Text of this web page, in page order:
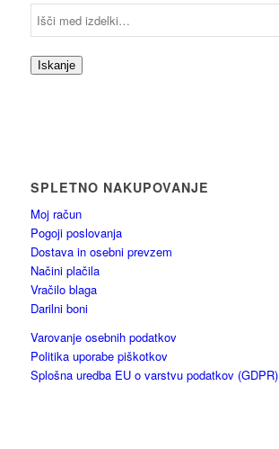
Iskanje
SPLETNO NAKUPOVANJE
Moj račun
Pogoji poslovanja
Dostava in osebni prevzem
Načini plačila
Vračilo blaga
Darilni boni
Varovanje osebnih podatkov
Politika uporabe piškotkov
Splošna uredba EU o varstvu podatkov (GDPR)